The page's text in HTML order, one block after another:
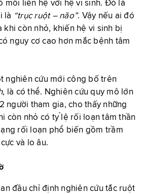
mối liên hệ với hệ vi sinh. Đó là
là “trục ruột – não”. Vậy nếu ai đó
khi còn nhỏ, khiến hệ vi sinh bị
nguy cơ cao hơn mắc bệnh tâm
nghiên cứu mới công bố trên
, là có thể. Nghiên cứu quy mô lớn
người tham gia, cho thấy những
còn nhỏ có tỷ lệ rối loạn tâm thần
rối loạn phổ biến gồm trầm
và lo âu.
đầu chỉ định nghiên cứu tắc ruột